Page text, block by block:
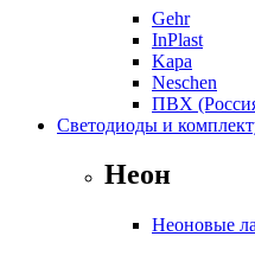
Gehr
InPlast
Kapa
Neschen
ПВХ
Светодиоды и
Неон
Неоновые